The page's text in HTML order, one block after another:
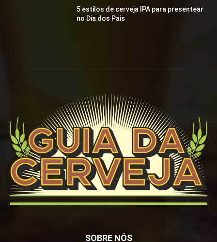
5 estilos de cerveja IPA para presentear
no Dia dos Pais
SOBRE NÓS